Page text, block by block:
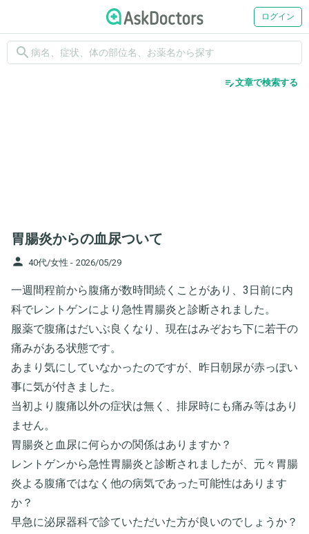
ログイン
search
edit_note文章で検索する
胃腸炎からの血尿ついて
person 40代/女性 - 2026/05/29
一週間程前から腹痛が数時間続くことがあり、3日前に内
科でレントゲンにより急性胃腸炎と診断されました。
服薬で腹痛はだいぶ良くなり、現在はみぞおち下に若干の
痛みがある状態です。
あまり気にしていなかったのですが、昨日朝尿が赤っぽい
事に気が付きました。
当初より腹痛以外の症状は無く、排尿時にも痛み等はあり
ません。
胃腸炎と血尿に何らかの関係はありますか？
レントゲンから急性胃腸炎と診断されましたが、元々胃腸
炎よる腹痛ではなく他の病気であった可能性はあります
か？
早急に泌尿器科で診ていただいた方が良いのでしょうか？